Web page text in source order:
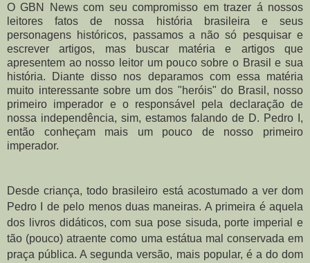
O GBN News com seu compromisso em trazer á nossos
leitores fatos de nossa história brasileira e seus
personagens históricos, passamos a não só pesquisar e
escrever artigos, mas buscar matéria e artigos que
apresentem ao nosso leitor um pouco sobre o Brasil e sua
história. Diante disso nos deparamos com essa matéria
muito interessante sobre um dos "heróis" do Brasil, nosso
primeiro imperador e o responsável pela declaração de
nossa independência, sim, estamos falando de D. Pedro I,
então conheçam mais um pouco de nosso primeiro
imperador.
Desde criança, todo brasileiro está acostumado a ver dom
Pedro I de pelo menos duas maneiras. A primeira é aquela
dos livros didáticos, com sua pose sisuda, porte imperial e
tão (pouco) atraente como uma estátua mal conservada em
praça pública. A segunda versão, mais popular, é a do dom